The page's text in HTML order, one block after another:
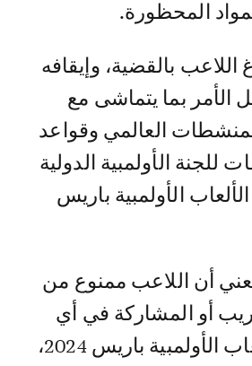
المحظورة.
اللاعب بالقضية، وإيقافه
الأمر بما يتماشى مع
العالمي وقواعد
للجنة الأولمبية الدولية
الأولمبية باريس
أن اللاعب ممنوع من
أو المشاركة في أي
نشاط خلال الألعاب الأولمبية باريس 2024،